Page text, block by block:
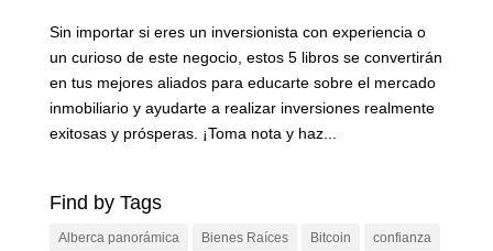
Sin importar si eres un inversionista con experiencia o
un curioso de este negocio, estos 5 libros se convertirán
en tus mejores aliados para educarte sobre el mercado
inmobiliario y ayudarte a realizar inversiones realmente
exitosas y prósperas. ¡Toma nota y haz...
Find by Tags
Alberca panorámica Bienes Raíces Bitcoin confianza